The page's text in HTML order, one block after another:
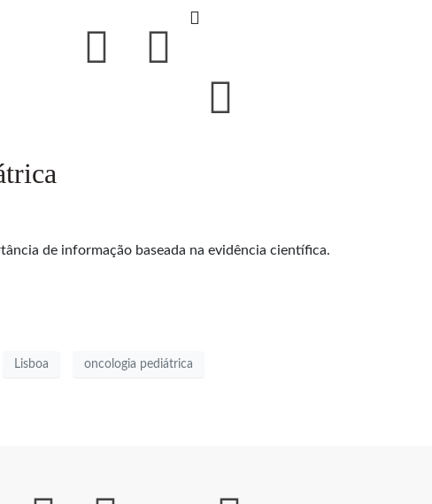
de informação baseada na evidência científica.
Lisboa oncologia pediátrica